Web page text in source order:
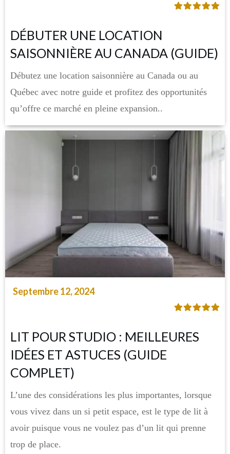
DÉBUTER UNE LOCATION
SAISONNIÈRE AU CANADA (GUIDE)
Débutez une location saisonnière au Canada ou au
Québec avec notre guide et profitez des opportunités
qu’offre ce marché en pleine expansion..
Septembre 12, 2024
LIT POUR STUDIO : MEILLEURES
IDÉES ET ASTUCES (GUIDE
COMPLET)
L’une des considérations les plus importantes, lorsque
vous vivez dans un si petit espace, est le type de lit à
avoir puisque vous ne voulez pas d’un lit qui prenne
trop de place.